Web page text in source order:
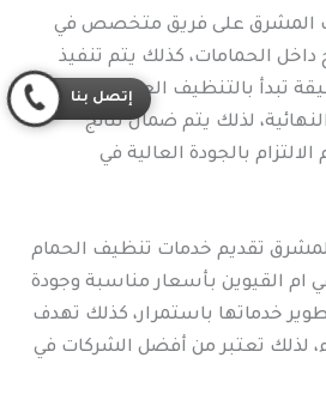
المشرق على فريق متخصص في
داخل الحمامات، كذلك يتم تنفيذ
تبدأ بالتنظيف العميق ثم
لذلك يتم ضمان نتائج
بالجودة العالية في
تقديم خدمات تنظيف الحمام
ام القيوين بأسعار مناسبة وجودة
خدماتها باستمرار، كذلك تهدف
لذلك تعتبر من أفضل الشركات في
إتصل بنا